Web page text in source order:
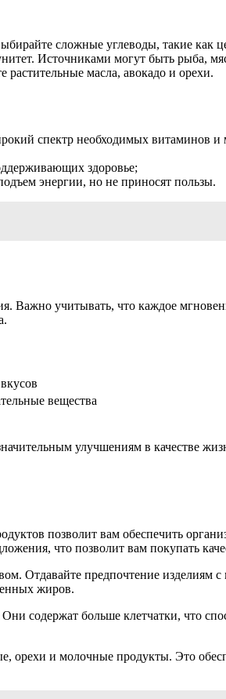
сложные углеводы, такие как
Источниками могут быть рыба,
масла, авокадо и орехи.
спектр необходимых витаминов и
здоровье;
энергии, но не приносят пользы.
Важно учитывать, что каждое
вещества
улучшениям в качестве
позволит вам обеспечить
что позволит вам покупать
Отдавайте предпочтение
жиров.
содержат больше клетчатки, что
орехи и молочные продукты. Это